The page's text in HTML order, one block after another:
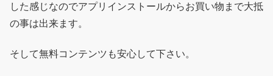
した感じなのでアプリインストールからお買い物まで大抵
の事は出来ます。
そして無料コンテンツも安心して下さい。